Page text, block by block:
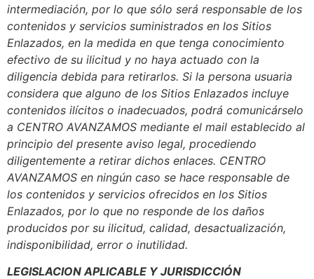
intermediación, por lo que sólo será responsable de los
contenidos y servicios suministrados en los Sitios
Enlazados, en la medida en que tenga conocimiento
efectivo de su ilicitud y no haya actuado con la
diligencia debida para retirarlos. Si la persona usuaria
considera que alguno de los Sitios Enlazados incluye
contenidos ilícitos o inadecuados, podrá comunicárselo
a CENTRO AVANZAMOS mediante el mail establecido al
principio del presente aviso legal, procediendo
diligentemente a retirar dichos enlaces. CENTRO
AVANZAMOS en ningún caso se hace responsable de
los contenidos y servicios ofrecidos en los Sitios
Enlazados, por lo que no responde de los daños
producidos por su ilicitud, calidad, desactualización,
indisponibilidad, error o inutilidad.
LEGISLACION APLICABLE Y JURISDICCIÓN